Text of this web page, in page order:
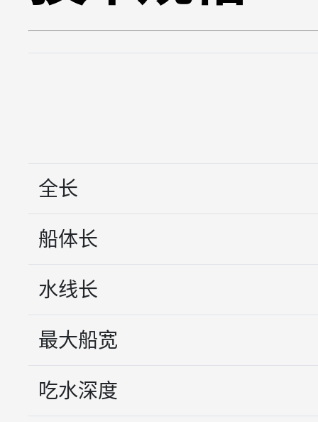
全长
船体长
水线长
最大船宽
吃水深度